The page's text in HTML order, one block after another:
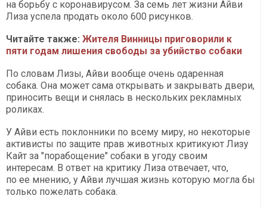
на борьбу с коронавирусом. За семь лет жизни Айви
Лиза успела продать около 600 рисунков.
Читайте также: Жителя Винницы приговорили к
пяти годам лишения свободы за убийство собаки
По словам Лизы, Айви вообще очень одаренная
собака. Она может сама открывать и закрывать двери,
приносить вещи и снялась в нескольких рекламных
роликах.
У Айви есть поклонники по всему миру, но некоторые
активисты по защите прав животных критикуют Лизу
Кайт за "порабощение" собаки в угоду своим
интересам. В ответ на критику Лиза отвечает, что,
по ее мнению, у Айви лучшая жизнь которую могла бы
только пожелать собака.